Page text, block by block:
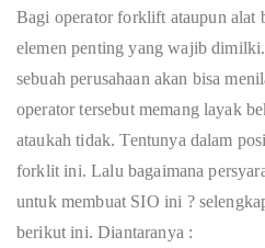
Bagi operator forklift ataupun alat
elemen penting yang wajib
sebuah perusahaan akan bisa
operator tersebut memang layak
ataukah tidak. Tentunya dalam
forklit ini. Lalu bagaimana
untuk membuat SIO ini ?
berikut ini. Diantaranya :